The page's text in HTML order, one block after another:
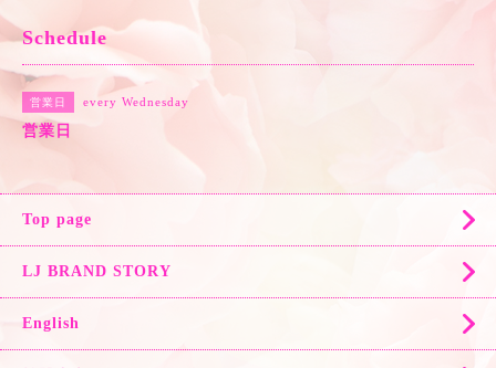
Schedule
営業日 every Wednesday
営業日
Top page
LJ BRAND STORY
English